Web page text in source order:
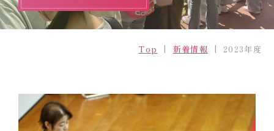
新着情報
学園生活
Top 新着情報 2023年度